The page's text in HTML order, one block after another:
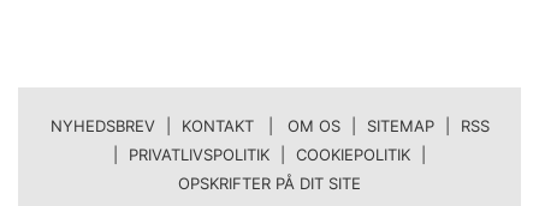
NYHEDSBREV KONTAKT | OM OS SITEMAP
RSS
PRIVATLIVSPOLITIK COOKIEPOLITIK
OPSKRIFTER PÅ DIT SITE